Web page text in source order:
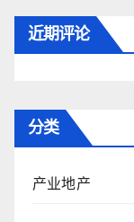
近期评论
分类
产业地产